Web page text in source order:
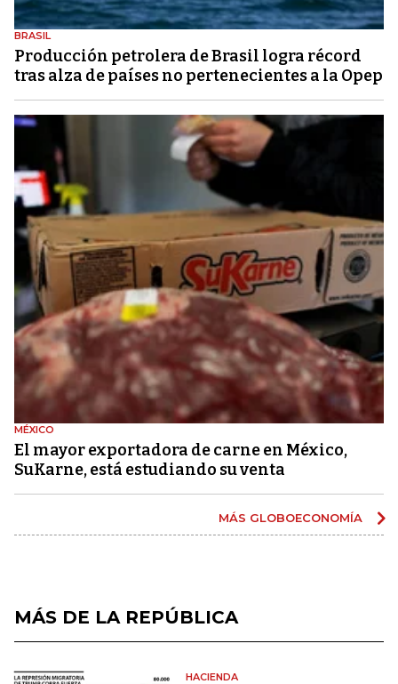
BRASIL
Producción petrolera de Brasil logra récord
tras alza de países no pertenecientes a la Opep
MÉXICO
El mayor exportadora de carne en México,
SuKarne, está estudiando su venta
MÁS GLOBOECONOMÍA
MÁS DE LA REPÚBLICA
HACIENDA